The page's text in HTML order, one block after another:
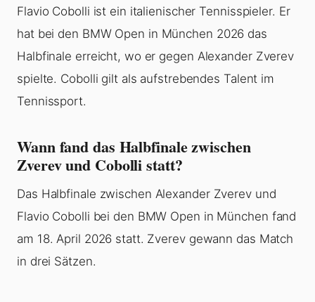
Flavio Cobolli ist ein italienischer Tennisspieler. Er
hat bei den BMW Open in München 2026 das
Halbfinale erreicht, wo er gegen Alexander Zverev
spielte. Cobolli gilt als aufstrebendes Talent im
Tennissport.
Wann fand das Halbfinale zwischen
Zverev und Cobolli statt?
Das Halbfinale zwischen Alexander Zverev und
Flavio Cobolli bei den BMW Open in München fand
am 18. April 2026 statt. Zverev gewann das Match
in drei Sätzen.